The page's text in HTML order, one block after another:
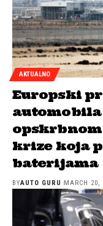
AKTUALNO
Europski
automobila
krize koja
baterijama
BYAUTO GURU MARCH 20,